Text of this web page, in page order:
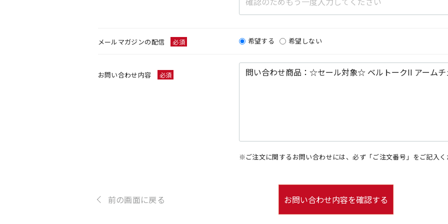
メールマガジンの配信 必須 希望する 希望しない
お問い合わせ内容 必須
※ご注文に関するお問い合わせには、必ず「ご注文番号」をご記入
前の画面に戻る お問い合わせ内容を確認する